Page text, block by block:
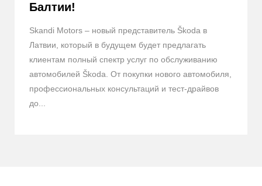
Балтии!
Skandi Motors – новый представитель Škoda в
Латвии, который в будущем будет предлагать
клиентам полный спектр услуг по обслуживанию
автомобилей Škoda. От покупки нового автомобиля,
профессиональных консультаций и тест-драйвов
до...